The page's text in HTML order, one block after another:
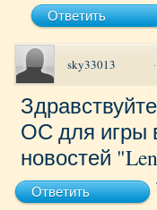
Ответить
sky33013 ·
ОС для игры
новостей
Ответить